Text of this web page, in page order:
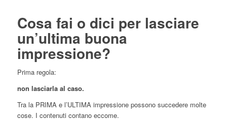
Cosa fai o dici per lasciare
un’ultima buona
impressione?
Prima regola:
non lasciarla al caso.
Tra la PRIMA e l’ULTIMA impressione possono succedere molte
cose. I contenuti contano eccome.